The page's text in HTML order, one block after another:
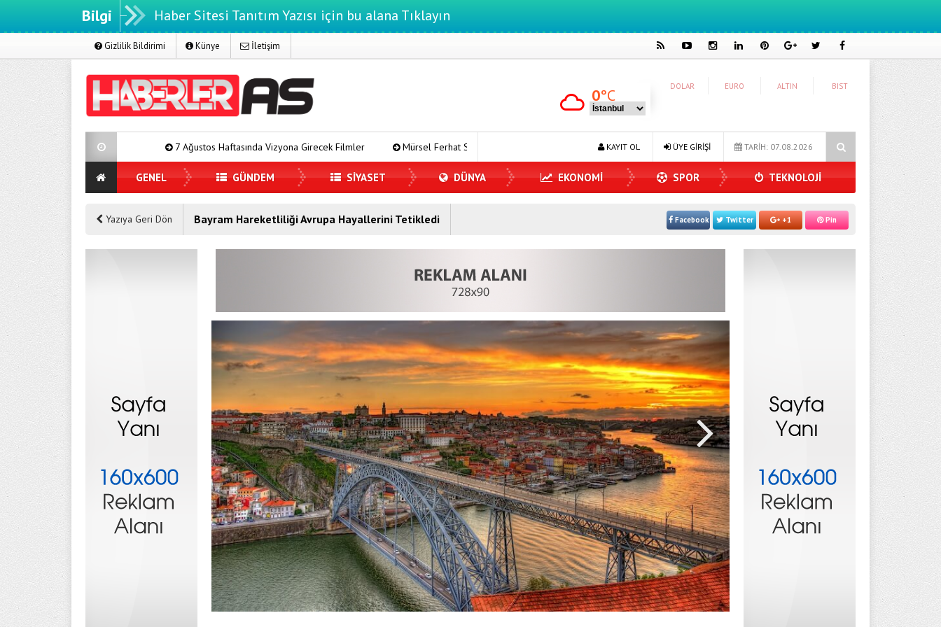
Bilgi Haber Sitesi Tanıtım Yazısı için bu alana Tıklayın
Gizlilik Bildirimi Künye İletişim
DOLAR EURO ALTIN BIST
0°C
7 Ağustos Haftasında Vizyona Girecek Filmler Mürsel Ferhat Sağlam Tek Rumeli Tv’de Marka Atölyesi Programına Konuk Oldu Dijitalleşme Ebelik Hizmetlerini Dönüştürüyor
TARİH: 07.08.2026
ÜYE GİRİŞİ
KAYIT OL
GENEL GÜNDEM SİYASET DÜNYA EKONOMİ SPOR TEKNOLOJİ
Yazıya Geri Dön Bayram Hareketliliği Avrupa Hayallerini Tetikledi Facebook Twitter +1 Pin